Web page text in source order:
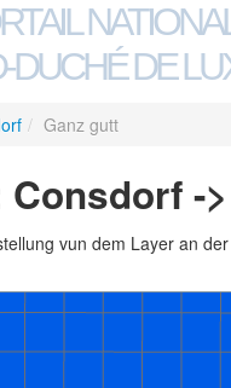
DUCHÉ DE
/ Ganz gutt
Consdorf -
vun dem Layer an